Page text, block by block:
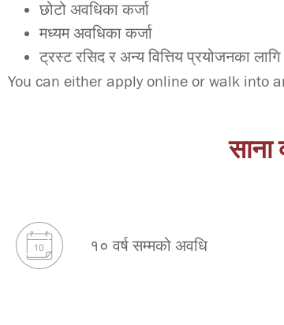
छोटो अवधिका कर्जा
मध्यम अवधिका कर्जा
ट्रस्ट रसिद र अन्य वित्तिय प्रयोजनका लागि
You can either apply online or walk into
साना
१० वर्ष सम्मको अवधि